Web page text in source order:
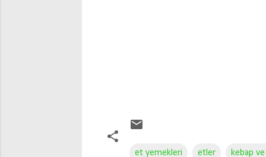
et yemekleri etler kebap ve